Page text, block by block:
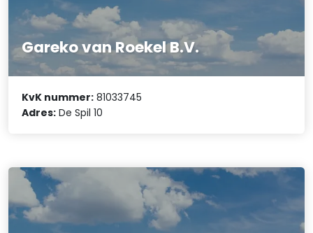
Gareko van Roekel B.V.
KvK nummer: 81033745
Adres: De Spil 10